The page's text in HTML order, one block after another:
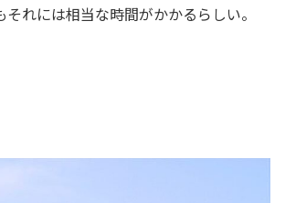
れには相当な時間がかかるらしい。